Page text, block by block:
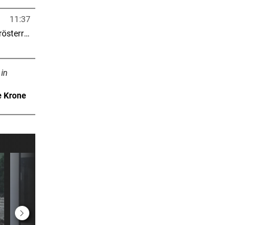
Stunde
Stunde
Stunde
Stunde
11:37
> 2.000 Eigentumswohnungen in Niederösterreich
Krone